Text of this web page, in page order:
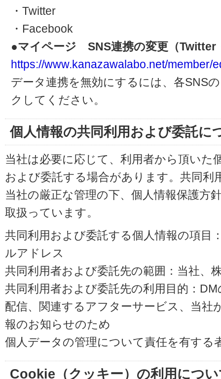
・Twitter
・Facebook
●マイページ SNS連携の変更（Twitter
https://www.kanazawalabo.net/member/
データ連携を無効にするには、各SNS
クしてください。
個人情報の共同利用および委託に
当社は必要に応じて、利用者から頂いた
および委託する場合があります。共同利
当社の厳正な管理の下、個人情報保護方
取扱っています。
共同利用および委託する個人情報の項目
ルアドレス
共同利用者および委託先の範囲：当社、
共同利用者および委託先の利用目的：
配信、関連するアフターサービス、当社
報のお知らせのため
個人データの管理について責任を有する
Cookie（クッキー）の利用につ